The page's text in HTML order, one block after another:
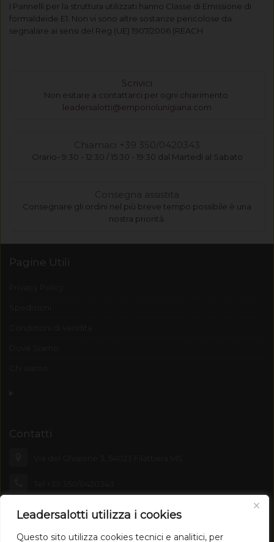
Leadersalotti utilizza i cookies
Questo sito utilizza cookies tecnici e analitici, per
I Pannelli per la struttura utilizzati hanno Classe di Emissione di
formaldeide E1. Non vi sono altre sostanze pericolose da
segnalare ai sensi del Reg (UE) 1907/2006 (REACH
Scrivici
Non esitare a contattarci per ogni chiarimento
leadersalotti@emporiolunigiana.com
Chiamaci +39 350/0420343
Orario- 9:30 - 12:30 / 15:30 - 19:30 dal Martedì al Sabato
Consegna assistita
Consegnare gli ordini nel più breve tempo possibile è una
nostra priorità.
Pagine Utili
Contatti
leadersalotti@emporiolunigiana.com